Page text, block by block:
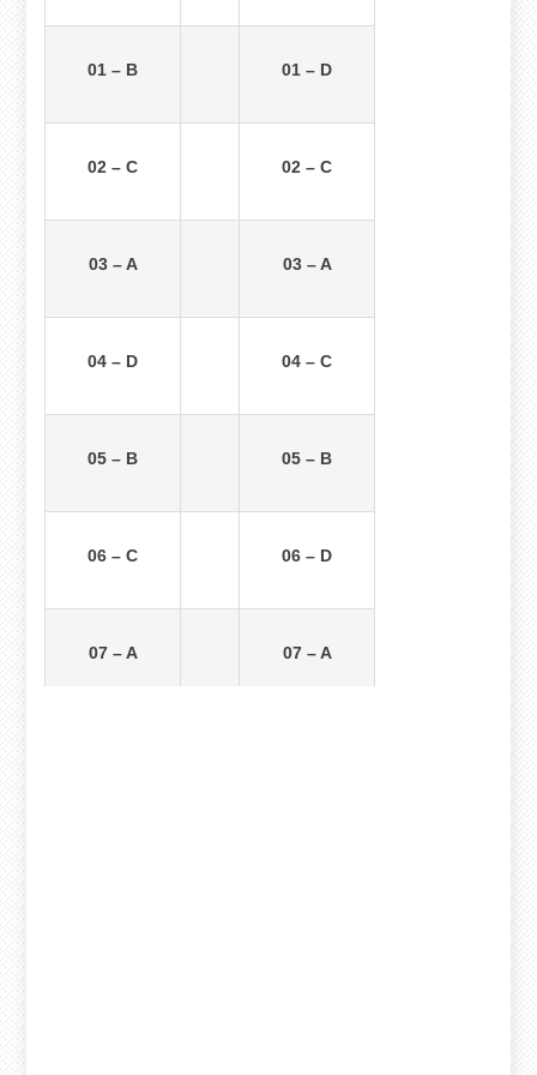
01 – B 01 – D
02 – C 02 – C
03 – A 03 – A
04 – D 04 – C
05 – B 05 – B
06 – C 06 – D
07 – A 07 – A